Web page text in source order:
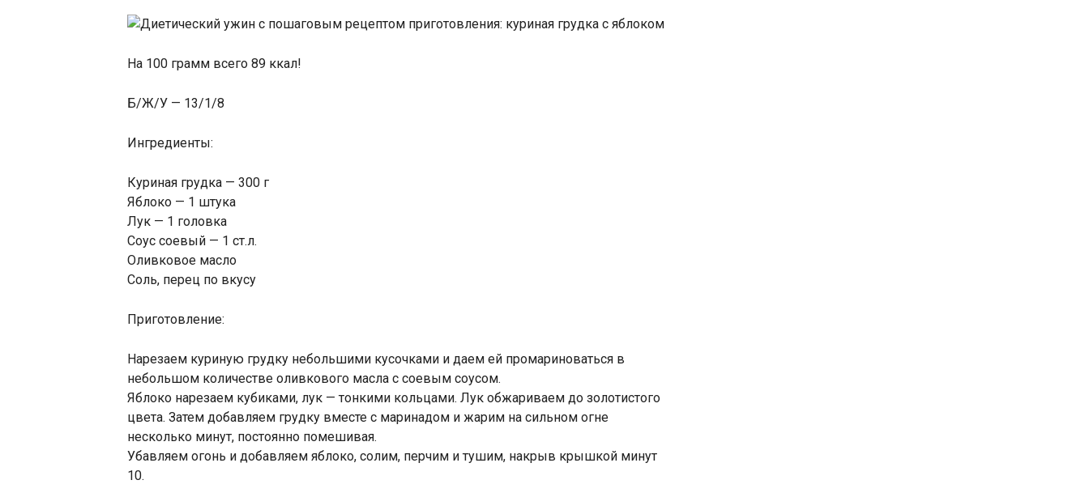
На 100 грамм всего 89 ккал!
Б/Ж/У — 13/1/8
Ингредиенты:
Куриная грудка — 300 г
Яблоко — 1 штука
Лук — 1 головка
Соус соевый — 1 ст.л.
Оливковое масло
Соль, перец по вкусу
Приготовление:
Нарезаем куриную грудку небольшими кусочками и даем ей промариноваться в
небольшом количестве оливкового масла с соевым соусом.
Яблоко нарезаем кубиками, лук — тонкими кольцами. Лук обжариваем до золотистого
цвета. Затем добавляем грудку вместе с маринадом и жарим на сильном огне
несколько минут, постоянно помешивая.
Убавляем огонь и добавляем яблоко, солим, перчим и тушим, накрыв крышкой минут
10.